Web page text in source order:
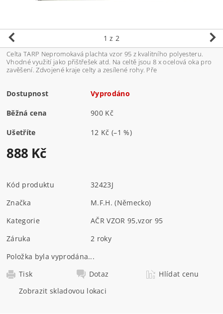
1 z 2
Celta TARP Nepromokavá plachta vzor 95 z kvalitního polyesteru.
Vhodné využití jako přištřešek atd. Na celtě jsou 8 x ocelová oka pro
zavěšení. Zdvojené kraje celty a zesílené rohy. Pře
Dostupnost Vyprodáno
Běžná cena 900 Kč
Ušetříte 12 Kč(–1 %)
888 Kč
Kód produktu
32423J
Značka
M.F.H. (Německo)
Kategorie
AČR VZOR 95,vzor 95
Záruka
2 roky
Položka byla vyprodána...
Tisk
Dotaz
Hlídat cenu
Zobrazit skladovou lokaci